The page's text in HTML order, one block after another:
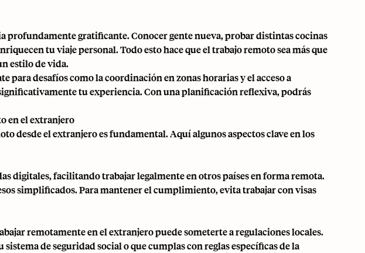
profundamente gratificante. Conocer gente nueva, probar distintas cocinas
tu viaje personal. Todo esto hace que el trabajo remoto sea más que
estilo de vida.
para desafíos como la coordinación en zonas horarias y el acceso a
tu experiencia. Con una planificación reflexiva, podrás
en el extranjero
desde el extranjero es fundamental. Aquí algunos aspectos clave en los
digitales, facilitando trabajar legalmente en otros países en forma remota.
simplificados. Para mantener el cumplimiento, evita trabajar con visas
remotamente en el extranjero puede someterte a regulaciones locales.
de seguridad social o que cumplas con reglas específicas de la